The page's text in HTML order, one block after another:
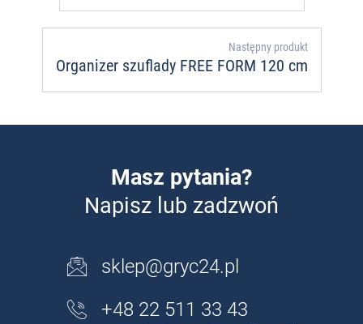
Następny produkt
Organizer szuflady FREE FORM 120 cm
Masz pytania?
Napisz lub zadzwoń
sklep@gryc24.pl
+48 22 511 33 43